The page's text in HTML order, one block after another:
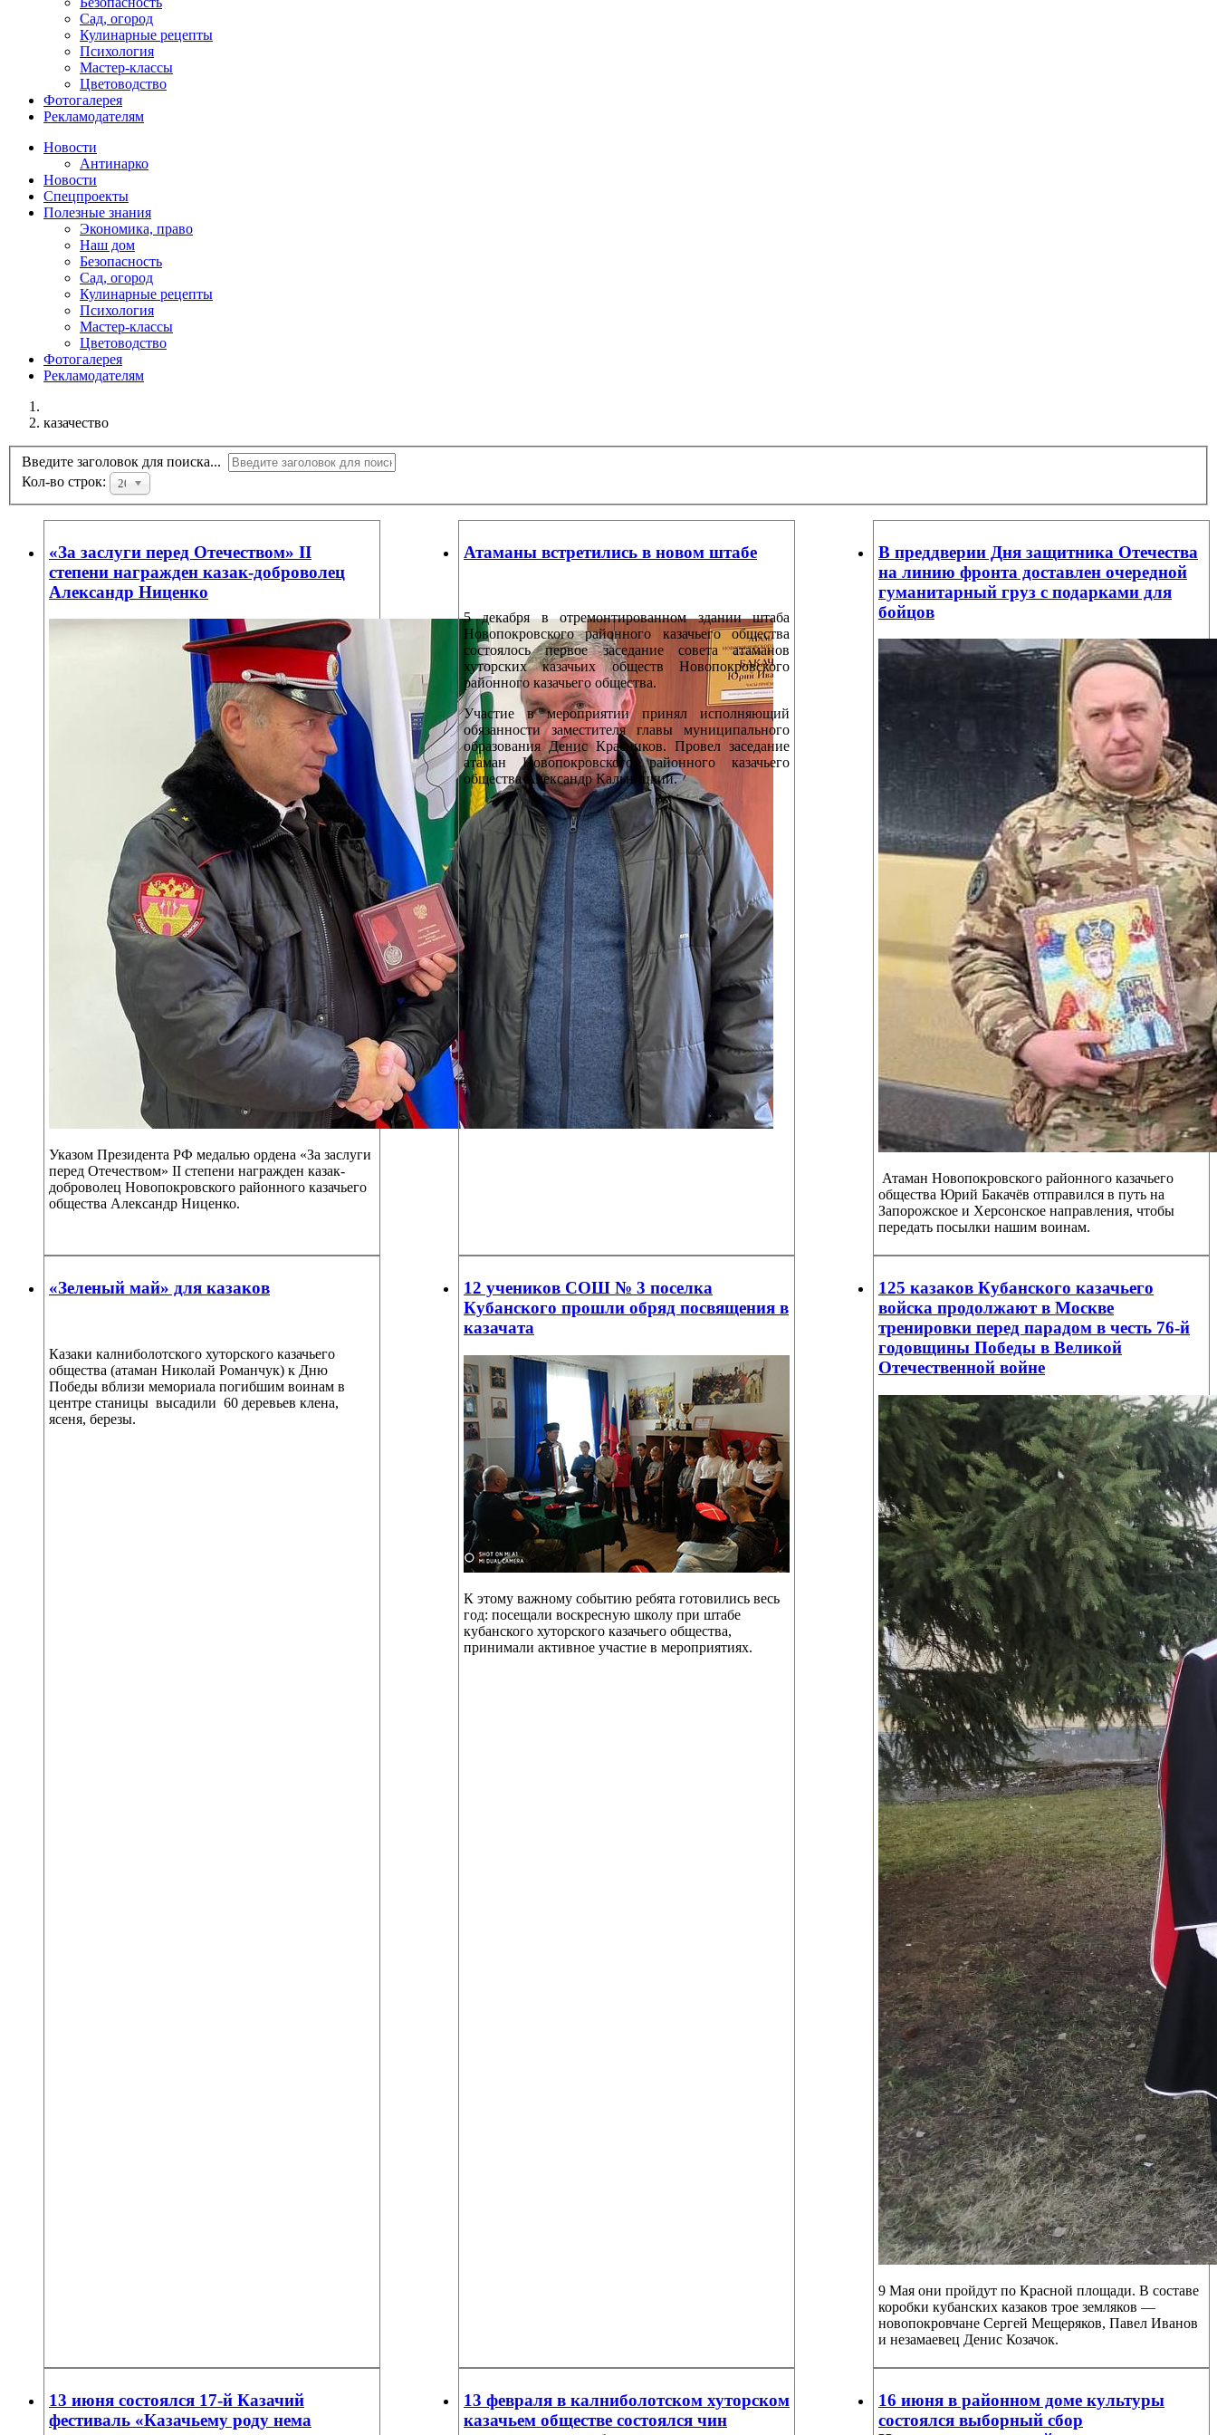
Сад, огород
Кулинарные рецепты
Психология
Мастер-классы
Цветоводство
Фотогалерея
Рекламодателям
Новости
Антинарко
Новости
Спецпроекты
Полезные знания
Экономика, право
Наш дом
Безопасность
Сад, огород
Кулинарные рецепты
Психология
Мастер-классы
Цветоводство
Фотогалерея
Рекламодателям
казачество
Введите заголовок для поиска...
Кол-во строк:
20
«За заслуги перед Отечеством» II
степени награжден казак-доброволец
Александр Ниценко
Указом Президента РФ медалью ордена «За заслуги
перед Отечеством» II степени награжден казак-
доброволец Новопокровского районного казачьего
общества Александр Ниценко.
Атаманы встретились в новом штабе
5 декабря в отремонтированном здании штаба
Новопокровского районного казачьего общества
состоялось первое заседание совета атаманов
хуторских казачьих обществ Новопокровского
районного казачьего общества.
Участие в мероприятии принял исполняющий
обязанности заместителя главы муниципального
образования Денис Красников. Провел заседание
атаман Новопокровского районного казачьего
общества Александр Кальницкий.
В преддверии Дня защитника Отечества
на линию фронта доставлен очередной
гуманитарный груз с подарками для
бойцов
Атаман Новопокровского районного казачьего
общества Юрий Бакачёв отправился в путь на
Запорожское и Херсонское направления, чтобы
передать посылки нашим воинам.
«Зеленый май» для казаков
Казаки калниболотского хуторского казачьего
общества (атаман Николай Романчук) к Дню
Победы вблизи мемориала погибшим воинам в
центре станицы высадили 60 деревьев клена,
ясеня, березы.
12 учеников СОШ № 3 поселка
Кубанского прошли обряд посвящения в
казачата
К этому важному событию ребята готовились весь
год: посещали воскресную школу при штабе
кубанского хуторского казачьего общества,
принимали активное участие в мероприятиях.
125 казаков Кубанского казачьего
войска продолжают в Москве
тренировки перед парадом в честь 76-й
годовщины Победы в Великой
Отечественной войне
9 Мая они пройдут по Красной площади. В составе
коробки кубанских казаков трое земляков —
новопокровчане Сергей Мещеряков, Павел Иванов
и незамаевец Денис Козачок.
13 июня состоялся 17-й Казачий
фестиваль «Казачьему роду нема
13 февраля в калниболотском хуторском
казачьем обществе состоялся чин
16 июня в районном доме культуры
состоялся выборный сбор